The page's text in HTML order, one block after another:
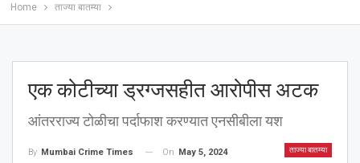
Home ताज्या बातम्या
एक कोटीच्या ड्रग्जसहीत आरोपीस अटक
आंतरराज्य टोळीचा पर्दाफाश करण्यात एनसीबीला यश
ताज्या बातम्या
By Mumbai Crime Times On May 5, 2024